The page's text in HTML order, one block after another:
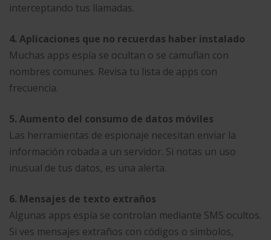
interceptando tus llamadas.
4. Aplicaciones que no recuerdas haber instalado
Muchas apps espía se ocultan o se camuflan con
nombres comunes. Revisa tu lista de apps con
frecuencia.
5. Aumento del consumo de datos móviles
Las herramientas de espionaje necesitan enviar la
información robada a un servidor. Si notas un uso
inusual de tus datos, es una alerta.
6. Mensajes de texto extraños
Algunas apps espía se controlan mediante SMS ocultos.
Si ves mensajes extraños con códigos o símbolos,